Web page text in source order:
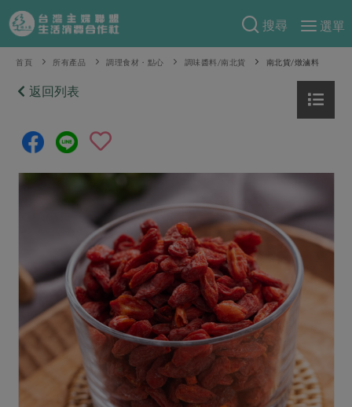
搜尋
選單
產品分類
當季蔬果
芽苗類
辛香料類
奶蛋豆・五穀
乳製品
豆製品 米麵雜糧
肉品・水產
畜產肉類 水產
水畜加工品
食譜料理
食材
常備菜
蛋料理
料理方式
特別企畫
預購活動
把最好的台灣味帶回家！
防災用品預購圓滿結束
2026年端午節預購圓滿結束
更多預購活動
當季產品
合作25-經典快閃最後一週
合作25-精選產品第四彈
綠主張
一籃菜真心話
社內大小事 合作聯合國
產品故事 生活提案
樂齡生活 親子食育
廚房瑜伽
認識合作社
關於我們
合作社組織
員工與求才
重要公告
首頁 所有產品 調理食材・點心 調味醬料/南北貨 南北貨/燉滷料
返回列表